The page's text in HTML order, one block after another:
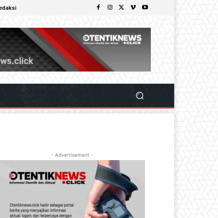
- Advertisement -